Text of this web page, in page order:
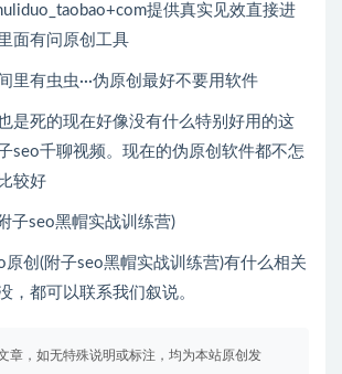
提供真实见效直接进
，里面有问原创工具
里有虫虫···伪原创最好不要用软件
是死的现在好像没有什么特别好用的这
，附子seo千聊视频。现在的伪原创软件都不怎
较好
原创(附子seo黑帽实战训练营)有什么相关
，都可以联系我们叙说。
章，如无特殊说明或标注，均为本站原创发